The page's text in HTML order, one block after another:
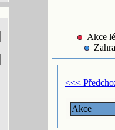
Akce
<<<
Akce